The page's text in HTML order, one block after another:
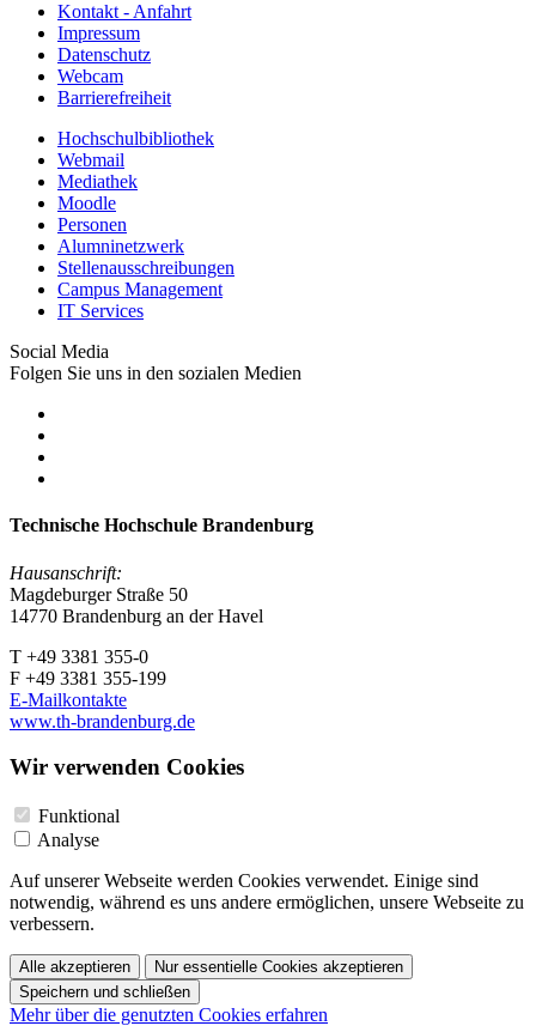
Kontakt - Anfahrt
Impressum
Datenschutz
Webcam
Barrierefreiheit
Hochschulbibliothek
Webmail
Mediathek
Moodle
Personen
Alumninetzwerk
Stellenausschreibungen
Campus Management
IT Services
Social Media
Folgen Sie uns in den sozialen Medien
Technische Hochschule Brandenburg
Hausanschrift:
Magdeburger Straße 50
14770 Brandenburg an der Havel
T +49 3381 355-0
F +49 3381 355-199
E-Mailkontakte
www.th-brandenburg.de
Wir verwenden Cookies
Funktional
Analyse
Auf unserer Webseite werden Cookies verwendet. Einige sind
notwendig, während es uns andere ermöglichen, unsere Webseite zu
verbessern.
Alle akzeptieren
Nur essentielle Cookies akzeptieren
Speichern und schließen
Mehr über die genutzten Cookies erfahren